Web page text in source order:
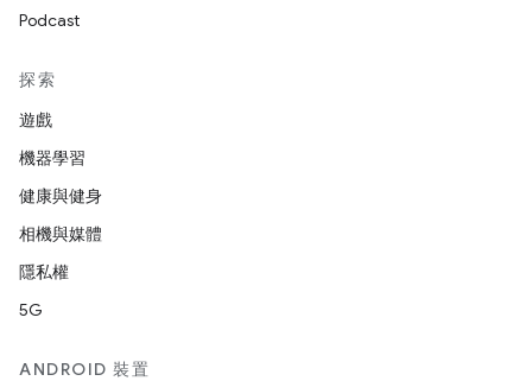
Podcast
探索
遊戲
機器學習
健康與健身
相機與媒體
隱私權
5G
ANDROID 裝置